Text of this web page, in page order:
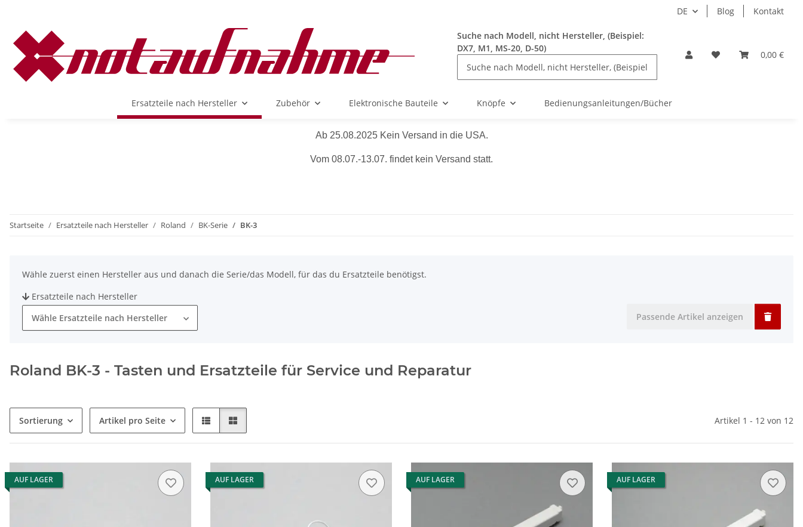
DE Blog Kontakt
Suche nach Modell, nicht Hersteller, (Beispiel:
DX7, M1, MS-20, D-50)
0,00 €
Ersatzteile nach Hersteller Zubehör Elektronische Bauteile Knöpfe Bedienungsanleitungen/Bücher
Ab 25.08.2025 Kein Versand in die USA.
Vom 08.07.-13.07. findet kein Versand statt.
Startseite Ersatzteile nach Hersteller Roland BK-Serie BK-3
Wähle zuerst einen Hersteller aus und danach die Serie/das Modell, für das du Ersatzteile benötigst.
Ersatzteile nach Hersteller
Wähle Ersatzteile nach Hersteller
Passende Artikel anzeigen
Roland BK-3 - Tasten und Ersatzteile für Service und Reparatur
Sortierung Artikel pro Seite Artikel 1 - 12 von 12
AUF LAGER AUF LAGER AUF LAGER AUF LAGER